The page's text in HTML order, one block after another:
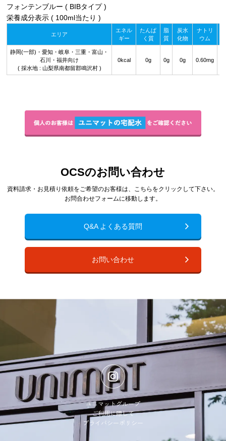
フォンテンブルー ( BIBタイプ )
栄養成分表示 ( 100ml当たり )
エリア
エネル
ギー
たんぱ
く質
脂
質
炭水
化物
ナトリ
ウム
静岡(一部)・愛知・岐阜・三重・富山・
石川・福井向け
( 採水地 : 山梨県南都留郡鳴沢村 )
0kcal 0g 0g 0g 0.60mg
OCSのお問い合わせ
資料請求・お見積り依頼をご希望のお客様は、こちらをクリックして下さい。
お問合わせフォームに移動します。
Q&A よくある質問
お問い合わせ
ユニマットグループ
ご利用に際して
プライバシーポリシー